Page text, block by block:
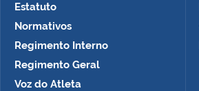
Estatuto
Normativos
Regimento Interno
Regimento Geral
Voz do Atleta